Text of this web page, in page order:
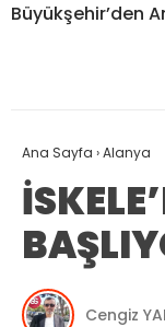
Büyükşehir’den
Ana Sayfa ›Alanya
Cengiz